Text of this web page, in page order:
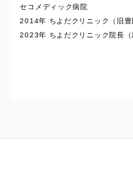
セコメディック病院
2014年 ちよだクリニック（旧豊
2023年 ちよだクリニック院長（